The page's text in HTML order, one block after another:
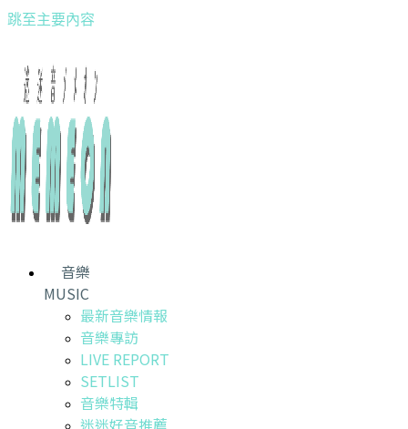
跳至主要內容
音樂
MUSIC
最新音樂情報
音樂專訪
LIVE REPORT
SETLIST
音樂特輯
迷迷好音推薦